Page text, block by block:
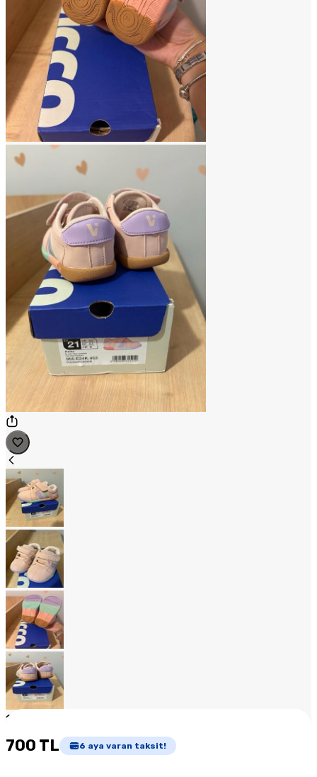
1
700 TL 6 aya varan taksit!